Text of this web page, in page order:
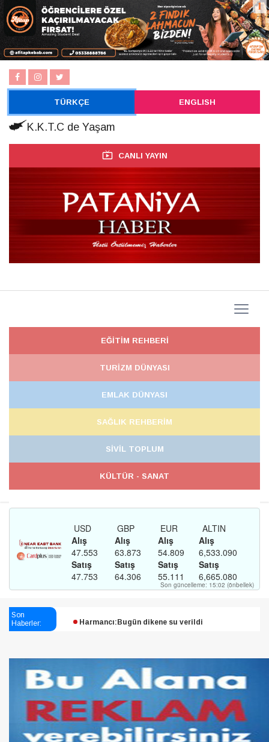
TÜRKÇE ENGLISH
K.K.T.C de Yaşam
CANLI YAYIN
EĞİTİM REHBERİ
TURİZM DÜNYASI
EMLAK DÜNYASI
SAĞLIK REHBERİM
SİVİL TOPLUM
KÜLTÜR - SANAT
Son
Haberler:
Şampiyon Melekleri Yaşatma
Derneği:Vicdanlarınız tutsak, kalemleriniz esir